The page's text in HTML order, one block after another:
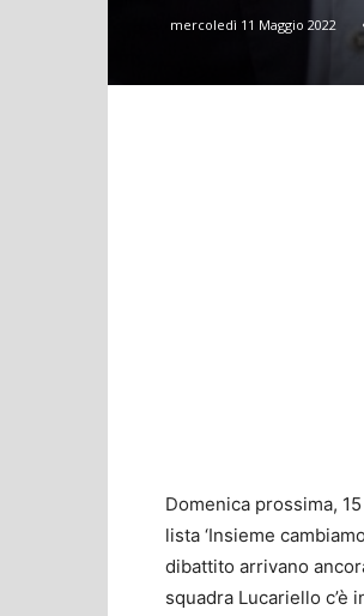
mercoledì 11 Maggio 2022
Domenica prossima,
lista ‘Insieme
dibattito arrivano
squadra Lucariello c’è